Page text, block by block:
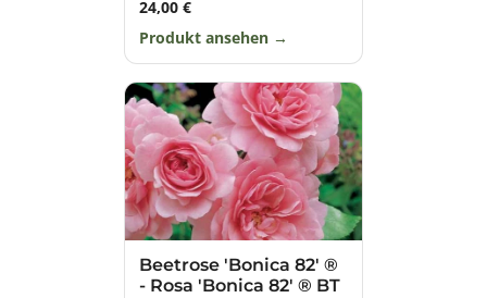
24,00 €
Produkt ansehen
Beetrose 'Bonica 82' ®
- Rosa 'Bonica 82' ® BT